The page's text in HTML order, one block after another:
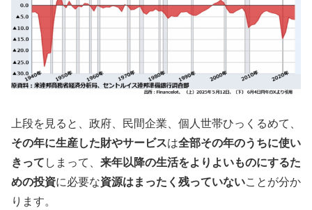
上段を見ると、政府、民間企業、個人世帯ひっくるめて、
その年に生産した財やサービスは全部その年のうちに使い
きって しまって、 来年以降の生活をよりよいものにするた
めの投資に必要な資源はまったく残っていないことが分か
ります。